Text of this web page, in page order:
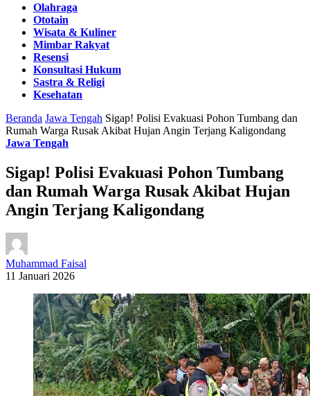
Olahraga
Ototain
Wisata & Kuliner
Mimbar Rakyat
Resensi
Konsultasi Hukum
Sastra & Religi
Kesehatan
Beranda Jawa Tengah Sigap! Polisi Evakuasi Pohon Tumbang dan
Rumah Warga Rusak Akibat Hujan Angin Terjang Kaligondang
Jawa Tengah
Sigap! Polisi Evakuasi Pohon Tumbang
dan Rumah Warga Rusak Akibat Hujan
Angin Terjang Kaligondang
Muhammad Faisal
11 Januari 2026